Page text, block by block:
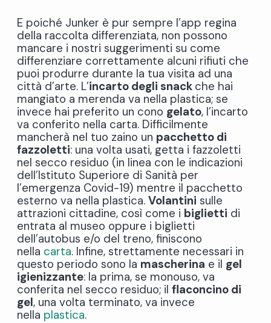
E poiché Junker è pur sempre l’app regina
della raccolta differenziata, non possono
mancare i nostri suggerimenti su come
differenziare correttamente alcuni rifiuti che
puoi produrre durante la tua visita ad una
città d’arte. L’incarto degli snack che hai
mangiato a merenda va nella plastica; se
invece hai preferito un cono gelato, l’incarto
va conferito nella carta. Difficilmente
mancherà nel tuo zaino un pacchetto di
fazzoletti: una volta usati, getta i fazzoletti
nel secco residuo (in linea con le indicazioni
dell’Istituto Superiore di Sanità per
l’emergenza Covid-19) mentre il pacchetto
esterno va nella plastica. Volantini sulle
attrazioni cittadine, così come i biglietti di
entrata al museo oppure i biglietti
dell’autobus e/o del treno, finiscono
nella carta. Infine, strettamente necessari in
questo periodo sono la mascherina e il gel
igienizzante: la prima, se monouso, va
conferita nel secco residuo; il flaconcino di
gel, una volta terminato, va invece
nella plastica.